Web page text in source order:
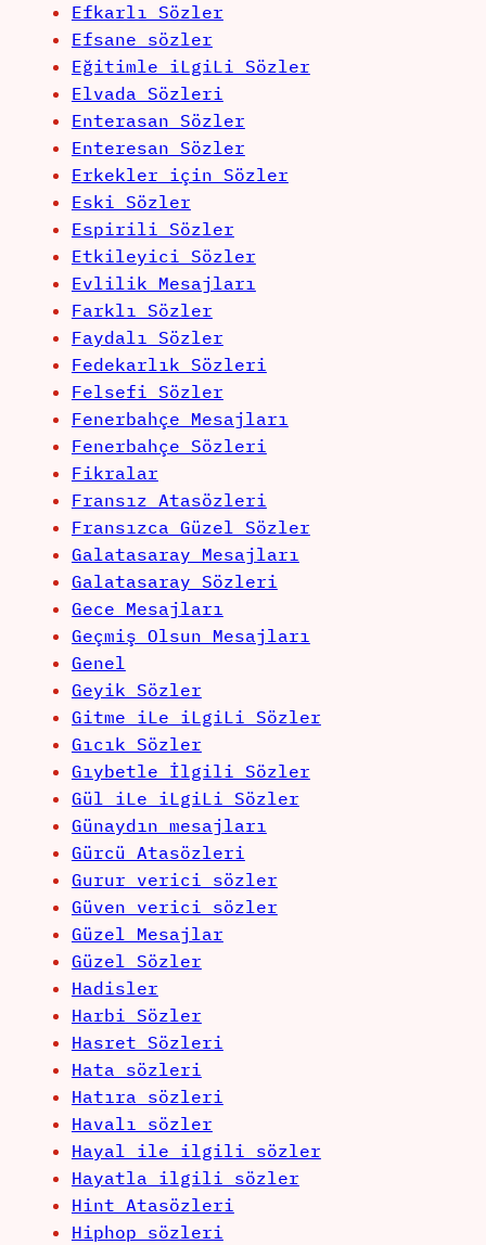
Efkarlı Sözler
Efsane sözler
Eğitimle iLgiLi Sözler
Elvada Sözleri
Enterasan Sözler
Enteresan Sözler
Erkekler için Sözler
Eski Sözler
Espirili Sözler
Etkileyici Sözler
Evlilik Mesajları
Farklı Sözler
Faydalı Sözler
Fedekarlık Sözleri
Felsefi Sözler
Fenerbahçe Mesajları
Fenerbahçe Sözleri
Fikralar
Fransız Atasözleri
Fransızca Güzel Sözler
Galatasaray Mesajları
Galatasaray Sözleri
Gece Mesajları
Geçmiş Olsun Mesajları
Genel
Geyik Sözler
Gitme iLe iLgiLi Sözler
Gıcık Sözler
Gıybetle İlgili Sözler
Gül iLe iLgiLi Sözler
Günaydın mesajları
Gürcü Atasözleri
Gurur verici sözler
Güven verici sözler
Güzel Mesajlar
Güzel Sözler
Hadisler
Harbi Sözler
Hasret Sözleri
Hata sözleri
Hatıra sözleri
Havalı sözler
Hayal ile ilgili sözler
Hayatla ilgili sözler
Hint Atasözleri
Hiphop sözleri